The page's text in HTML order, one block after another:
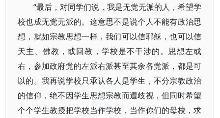
“最后，对同学们说，我是无党无派的人，希望学
校也成无党无派的。这意思不是说个人不能有政治思
想，就如宗教思想一样，我们可以信耶稣，也可以信
天主、佛教，或回教，学校是不干涉的。思想左或
右，参加政府党的左派右派甚至其余各党派，都是可
以的。我再说学校只承认各人是学生，不分宗教政治
的信仰，绝不因学生思想宗教而遭歧视，但同时希望
个个学生教授把学校当作学校，当作你们的母校，求